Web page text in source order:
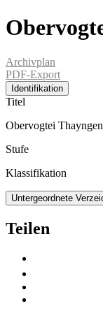
Archivplan
PDF-Export
Identifikation
Titel
Obervogtei Thayngen
Stufe
Klassifikation
Untergeordnete
Teilen